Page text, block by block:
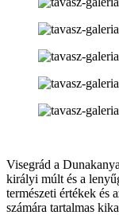
Visegrád a
királyi múlt és a
természeti értékek és
számára tartalmas